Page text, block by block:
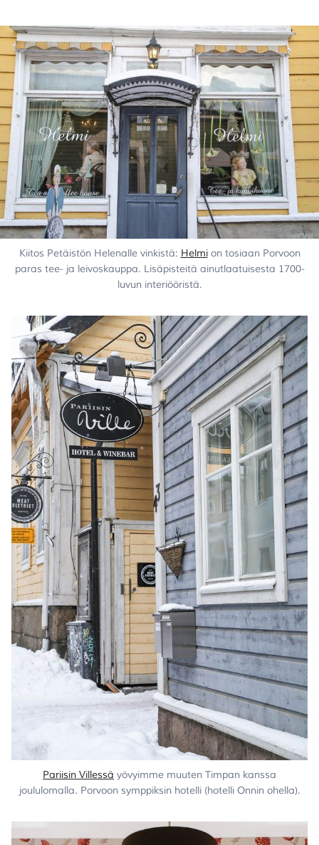
Kiitos Petäistön Helenalle vinkistä: Helmion tosiaan Porvoon
paras tee- ja leivoskauppa. Lisäpisteitä ainutlaatuisesta 1700-
luvun interiööristä.
Pariisin Villessä yövyimme muuten Timpan kanssa
joululomalla. Porvoon symppiksin hotelli (hotelli Onnin ohella).